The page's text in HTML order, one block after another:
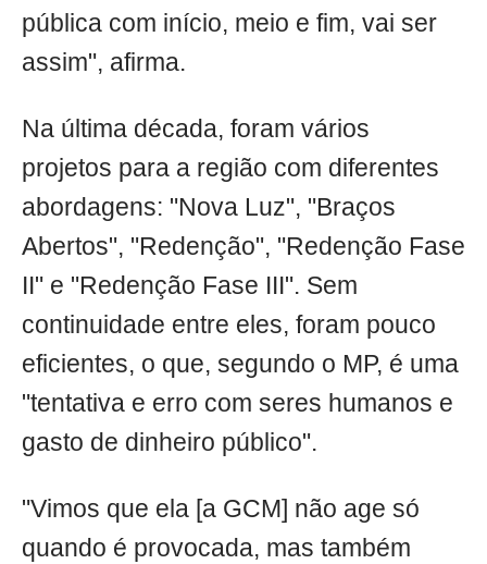
pública com início, meio e fim, vai ser
assim", afirma.
Na última década, foram vários
projetos para a região com diferentes
abordagens: "Nova Luz", "Braços
Abertos", "Redenção", "Redenção Fase
II" e "Redenção Fase III". Sem
continuidade entre eles, foram pouco
eficientes, o que, segundo o MP, é uma
"tentativa e erro com seres humanos e
gasto de dinheiro público".
"Vimos que ela [a GCM] não age só
quando é provocada, mas também